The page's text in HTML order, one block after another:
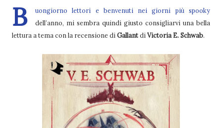
B
uongiorno lettori e benvenuti nei giorni più spooky
dell’anno, mi sembra quindi giusto consigliarvi una bella
lettura a tema con la recensione di Gallantdi Victoria E. Schwab.